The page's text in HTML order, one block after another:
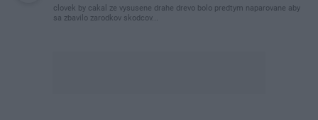
clovek by cakal ze vysusene drahe drevo bolo predtym naparovane aby
sa zbavilo zarodkov skodcov...